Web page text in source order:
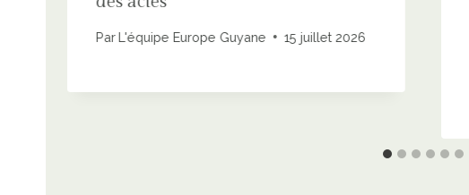
ParL'équipe Europe Guyane 15 juillet 2026